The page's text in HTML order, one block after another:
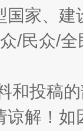
如何以
国家、
/民众/
和投稿
谅解！